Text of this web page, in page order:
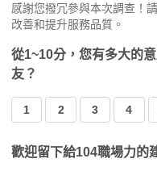
感謝您撥冗參與本次調查！
改善和提升服務品質。
從1~10分，您有多大的
友？
1 2 3 4
歡迎留下給104職場力的